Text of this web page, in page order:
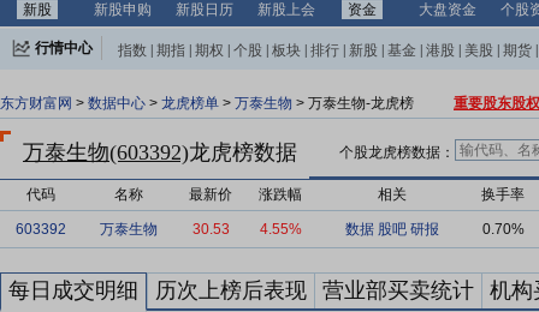
新股
新股申购 新股日历 新股上会 资金 大盘资金 个股
行情中心 指数 期指 期权 个股 板块 排行 新股 基金 港股 美股 期货
东方财富网 > 数据中心 > 龙虎榜单 > 万泰生物 > 万泰生物-龙虎榜 重要股东股
万泰生物(603392)龙虎榜数据 个股龙虎榜数据：
代码 名称 最新价 涨跌幅 相关 换手率
603392 万泰生物 30.53 4.55% 数据 股吧 研报 0.70%
每日成交明细 历次上榜后表现 营业部买卖统计 机构